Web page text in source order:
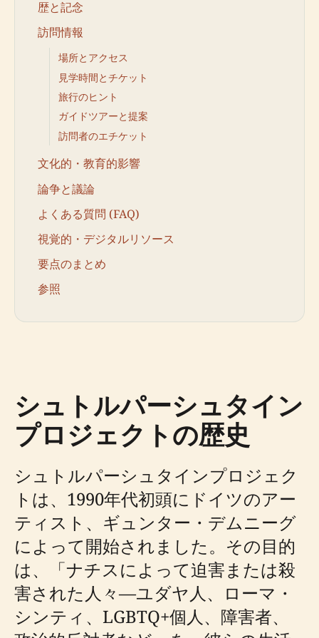
歴と記念
訪問情報
場所とアクセス
見学時間とチケット
旅行のヒント
ガイドツアーと提案
訪問者のエチケット
文化的・教育的影響
論争と議論
よくある質問 (FAQ)
視覚的・デジタルリソース
要点のまとめ
参照
シュトルパーシュタイン
プロジェクトの歴史
シュトルパーシュタインプロジェク
トは、1990年代初頭にドイツのアー
ティスト、ギュンター・デムニーグ
によって開始されました。その目的
は、「ナチスによって迫害または殺
害された人々—ユダヤ人、ローマ・
シンティ、LGBTQ+個人、障害者、